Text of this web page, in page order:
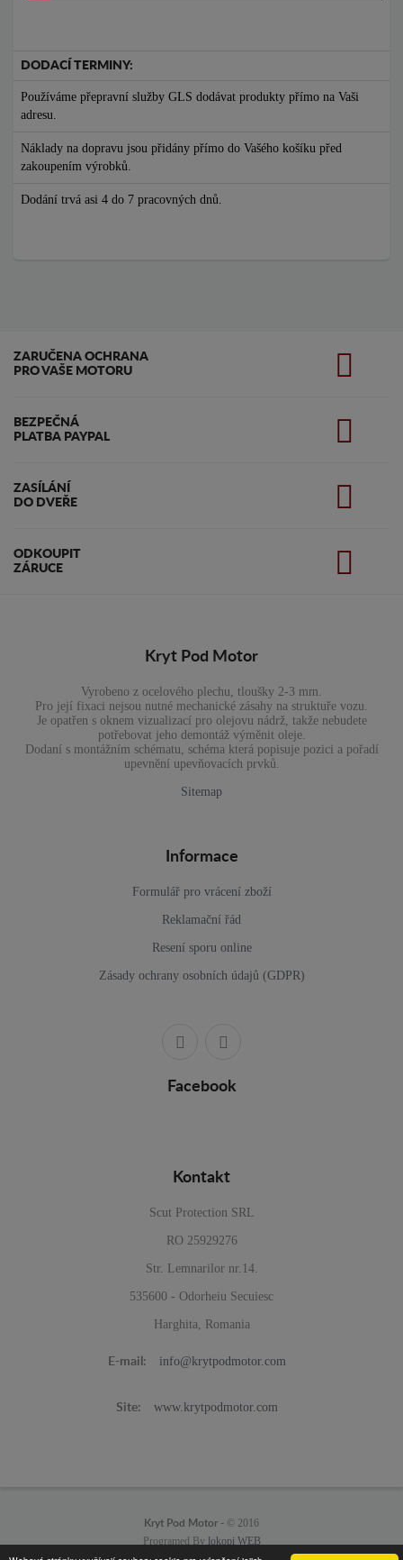
DODACÍ TERMINY:
Používáme přepravní služby GLS dodávat produkty přímo na Vaši
adresu.
Náklady na dopravu jsou přidány přímo do Vašého košíku před
zakoupením výrobků.
Dodání trvá asi 4 do 7 pracovných dnů.
ZARUČENA OCHRANA
PRO VAŠE MOTORU
BEZPEČNÁ
PLATBA PAYPAL
ZASÍLÁNÍ
DO DVEŘE
ODKOUPIT
ZÁRUCE
Kryt Pod Motor
Vyrobeno z ocelového plechu, tloušky 2-3 mm.
Pro její fixaci nejsou nutné mechanické zásahy na struktuře vozu.
Je opatřen s oknem vizualizací pro olejovu nádrž, takže nebudete
potřebovat jeho demontáž výměnit oleje.
Dodaní s montážním schématu, schéma která popisuje pozici a pořadí
upevnění upevňovacích prvků.
Sitemap
Informace
Formulář pro vrácení zboží
Reklamační řád
Resení sporu online
Zásady ochrany osobních údajů (GDPR)
Facebook
Kontakt
Scut Protection SRL
RO 25929276
Str. Lemnarilor nr.14.
535600 - Odorheiu Secuiesc
Harghita, Romania
E-mail: info@krytpodmotor.com
Site: www.krytpodmotor.com
Kryt Pod Motor - © 2016
Programed By lokopi WEB